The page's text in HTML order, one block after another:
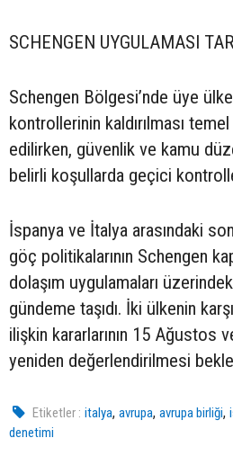
SCHENGEN UYGULAMASI
Schengen Bölgesi’nde üye
kontrollerinin kaldırılması
edilirken, güvenlik ve kamu
belirli koşullarda geçici
İspanya ve İtalya arasındaki
göç politikalarının Schengen
dolaşım uygulamaları
gündeme taşıdı. İki ülkenin
ilişkin kararlarının 15 Ağustos
yeniden değerlendirilmesi
Etiketler : italya,avrupa,avrupa birliği,
denetimi